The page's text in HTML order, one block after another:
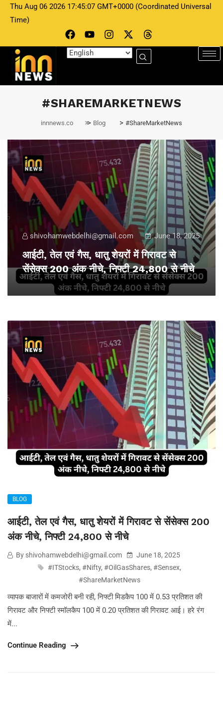
Thu Aug 06 2026 17:45:07 GMT+0000 (Coordinated Universal
Time)
#SHAREMARKETNEWS
innnews.co > Blog > #ShareMarketNews
shivohamwebdelhi@gmail.com June 18, 2025
आईटी, तेल एवं गैस, धातु शेयरों में गिरावट से
सेंसेक्स 200 अंक नीचे, निफ्टी 24,800 से नीचे
BLOG
आईटी, तेल एवं गैस, धातु शेयरों में गिरावट से सेंसेक्स 200
अंक नीचे, निफ्टी 24,800 से नीचे
By shivohamwebdelhi@gmail.com
June 18, 2025
#ITStocks, #Nifty, #OilGasShares, #Sensex,
#ShareMarketNews
व्यापक बाजारों में कमजोरी बनी रही, निफ्टी मिडकैप 100 में 0.53 प्रतिशत की
गिरावट और निफ्टी स्मॉलकैप 100 में 0.20 प्रतिशत की गिरावट आई। हरे रंग
में...
Continue Reading